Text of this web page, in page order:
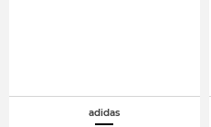
adidas